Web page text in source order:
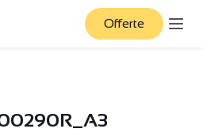
Offerte